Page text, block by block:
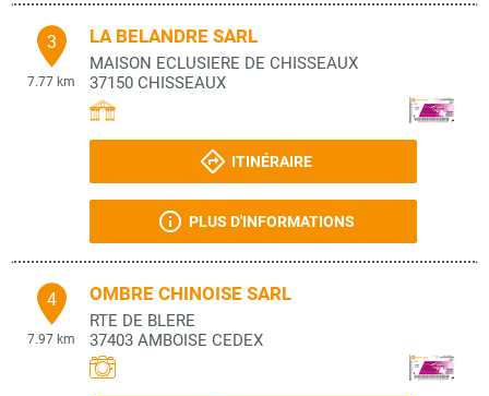
3
7.77 km
LA BELANDRE SARL
MAISON ECLUSIERE DE CHISSEAUX
37150 CHISSEAUX
ITINÉRAIRE
PLUS D'INFORMATIONS
4
7.97 km
OMBRE CHINOISE SARL
RTE DE BLERE
37403 AMBOISE CEDEX